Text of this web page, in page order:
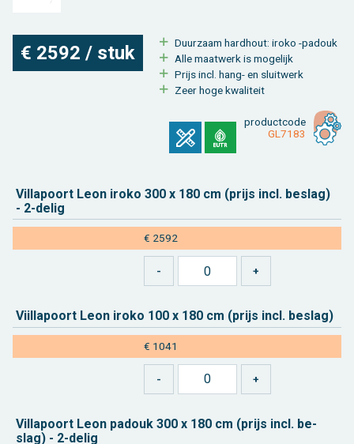
€ 2592 / stuk
Duur­zaam hard­hout: iroko -pa­douk
Alle maat­werk is mo­ge­lijk
Prijs incl. hang- en sluit­werk
Zeer hoge kwa­li­teit
product­code
GL7183
Vil­lapoort Leon iroko 300 x 180 cm (prijs incl. be­slag)
- 2-delig
€ 2592
Vi­il­lapoort Leon iroko 100 x 180 cm (prijs incl. be­slag)
€ 1041
Vil­lapoort Leon pa­douk 300 x 180 cm (prijs incl. be­
slag) - 2-delig